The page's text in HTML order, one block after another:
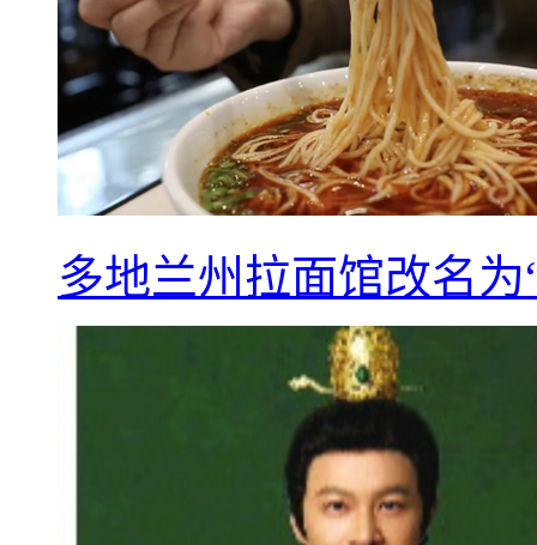
多地兰州拉面馆改名